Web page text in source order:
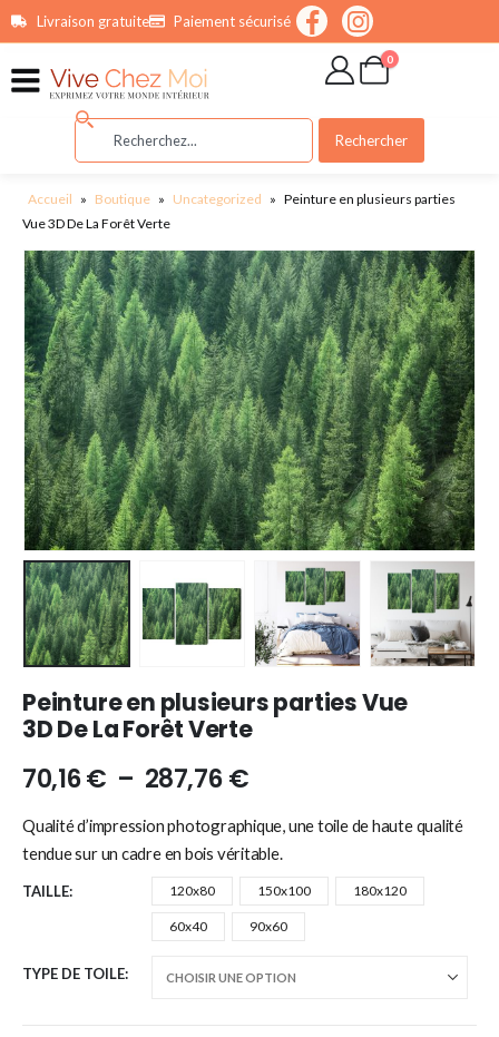
principalLivraison gratuite Paiement sécurisé
0
Rechercher
Accueil » Boutique » Uncategorized » Peinture en plusieurs parties
Vue 3D De La Forêt Verte
Peinture en plusieurs parties Vue
3D De La Forêt Verte
70,16€ – 287,76€
Qualité d’impression photographique, une toile de haute qualité
tendue sur un cadre en bois véritable.
TAILLE 120x80 150x100 180x120
60x40 90x60
TYPE DE TOILE